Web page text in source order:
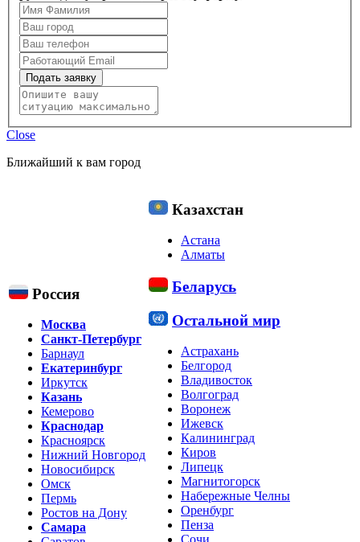
Подать заявку
Close
Ближайший к вам город
Россия
Москва
Санкт-Петербург
Барнаул
Екатеринбург
Иркутск
Казань
Кемерово
Краснодар
Красноярск
Нижний Новгород
Новосибирск
Омск
Пермь
Ростов на Дону
Самара
Казахстан
Астана
Алматы
Беларусь
Остальной мир
Астрахань
Белгород
Владивосток
Волгоград
Воронеж
Ижевск
Калининград
Киров
Липецк
Магнитогорск
Набережные Челны
Оренбург
Пенза